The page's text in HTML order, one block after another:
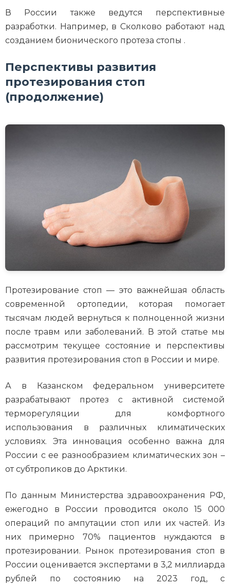
В России также ведутся перспективные
разработки. Например, в Сколково работают над
созданием бионического протеза стопы .
Перспективы развития
протезирования стоп
(продолжение)
Протезирование стоп — это важнейшая область
современной ортопедии, которая помогает
тысячам людей вернуться к полноценной жизни
после травм или заболеваний. В этой статье мы
рассмотрим текущее состояние и перспективы
развития протезирования стоп в России и мире.
А в Казанском федеральном университете
разрабатывают протез с активной системой
терморегуляции для комфортного
использования в различных климатических
условиях. Эта инновация особенно важна для
России с ее разнообразием климатических зон –
от субтропиков до Арктики.
По данным Министерства здравоохранения РФ,
ежегодно в России проводится около 15 000
операций по ампутации стоп или их частей. Из
них примерно 70% пациентов нуждаются в
протезировании. Рынок протезирования стоп в
России оценивается экспертами в 3,2 миллиарда
рублей по состоянию на 2023 год, с